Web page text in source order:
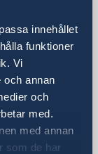
innehållet
funktioner
Vi
och annan
och
med.
med annan
som de har